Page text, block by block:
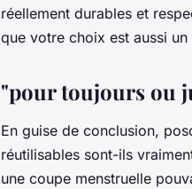
réellement durables et
que votre choix est aussi
"pour toujours ou
En guise de conclusion,
réutilisables sont-ils
une coupe menstruelle